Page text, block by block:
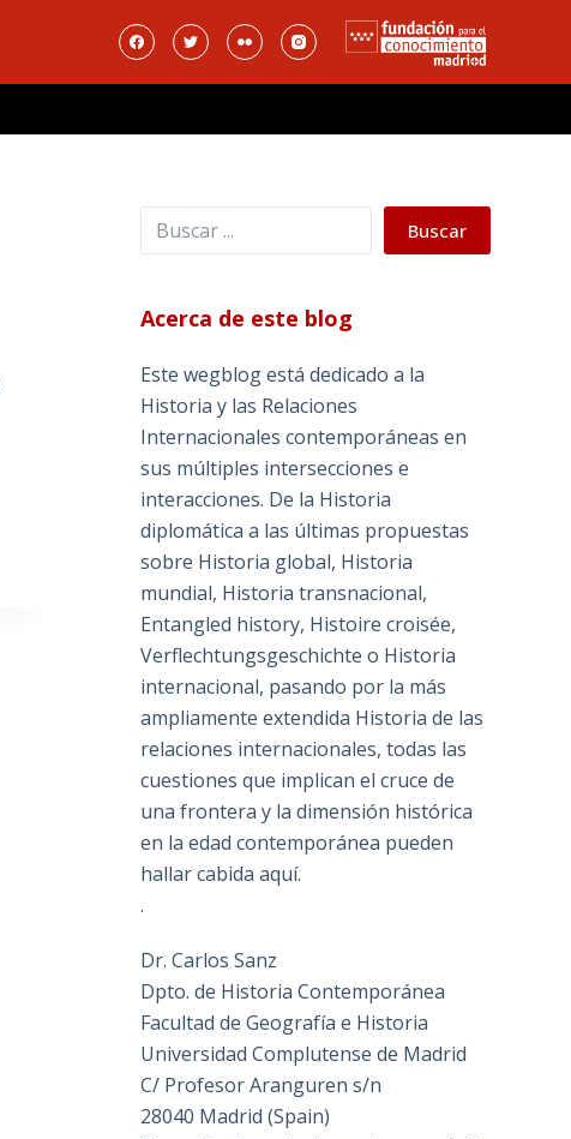
Buscar Buscar
Acerca de este blog
Este wegblog está dedicado a la
Historia y las Relaciones
Internacionales contemporáneas en
sus múltiples intersecciones e
interacciones. De la Historia
diplomática a las últimas propuestas
sobre Historia global, Historia
mundial, Historia transnacional,
Entangled history, Histoire croisée,
Verflechtungsgeschichte o Historia
internacional, pasando por la más
ampliamente extendida Historia de las
relaciones internacionales, todas las
cuestiones que implican el cruce de
una frontera y la dimensión histórica
en la edad contemporánea pueden
hallar cabida aquí.
.
Dr. Carlos Sanz
Dpto. de Historia Contemporánea
Facultad de Geografía e Historia
Universidad Complutense de Madrid
C/ Profesor Aranguren s/n
28040 Madrid (Spain)